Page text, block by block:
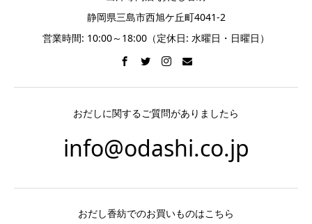
静岡県三島市西旭ケ丘町4041-2
営業時間: 10:00～18:00（定休日: 水曜日・日曜日）
おだしに関するご質問がありましたら
info@odashi.co.jp
おだし香紡でのお買いものはこちら